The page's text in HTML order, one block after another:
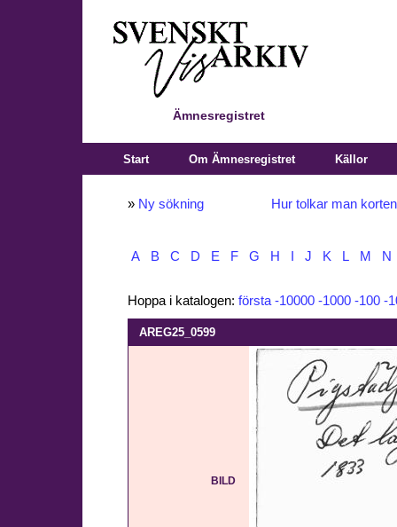
Ämnesregistret
Start Om Ämnesregistret Källor
» Ny sökning Hur tolkar man
A B C D E F G H J K L M N
Hoppa i katalogen: första -10000 -1000 -100 -
AREG25_0599
BILD